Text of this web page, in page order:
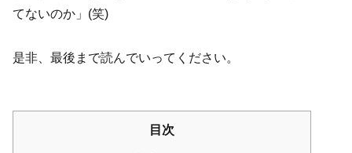
てないのか」(笑)
是非、最後まで読んでいってください。
目次